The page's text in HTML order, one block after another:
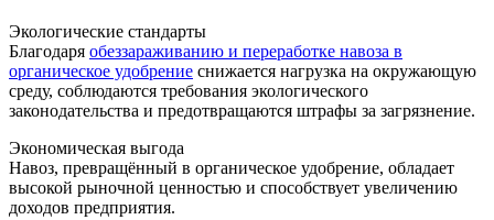
Экологические стандарты
Благодаря обеззараживанию и переработке навоза в
органическое удобрение снижается нагрузка на окружающую
среду, соблюдаются требования экологического
законодательства и предотвращаются штрафы за загрязнение.
Экономическая выгода
Навоз, превращённый в органическое удобрение, обладает
высокой рыночной ценностью и способствует увеличению
доходов предприятия.